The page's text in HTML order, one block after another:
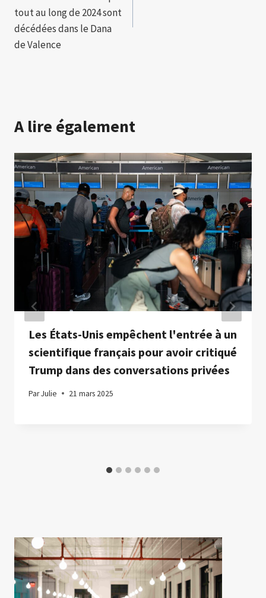
l’article
tout au long de 2024 sont
décédées dans le Dana
de Valence
A lire également
Les États-Unis empêchent l'entrée à un
scientifique français pour avoir critiqué
Trump dans des conversations privées
ParJulie 21 mars 2025